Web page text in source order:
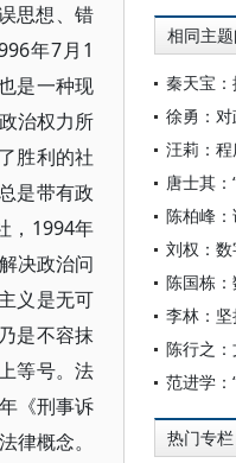
思想、错
年7月1
是一种现
治权力所
胜利的社
是带有政
，1994年
决政治问
义是无可
是不容抹
等号。法
《刑事诉
律概念。
相同主
徐勇：
陈柏峰
热门专栏